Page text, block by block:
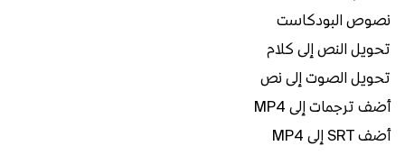
نصوص البودكاست
تحويل النص إلى كلام
تحويل الصوت إلى نص
أضف ترجمات إلى MP4
أضف SRT إلى MP4